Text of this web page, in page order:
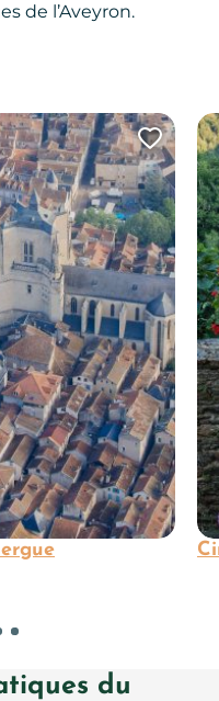
de l’Aveyron.
du